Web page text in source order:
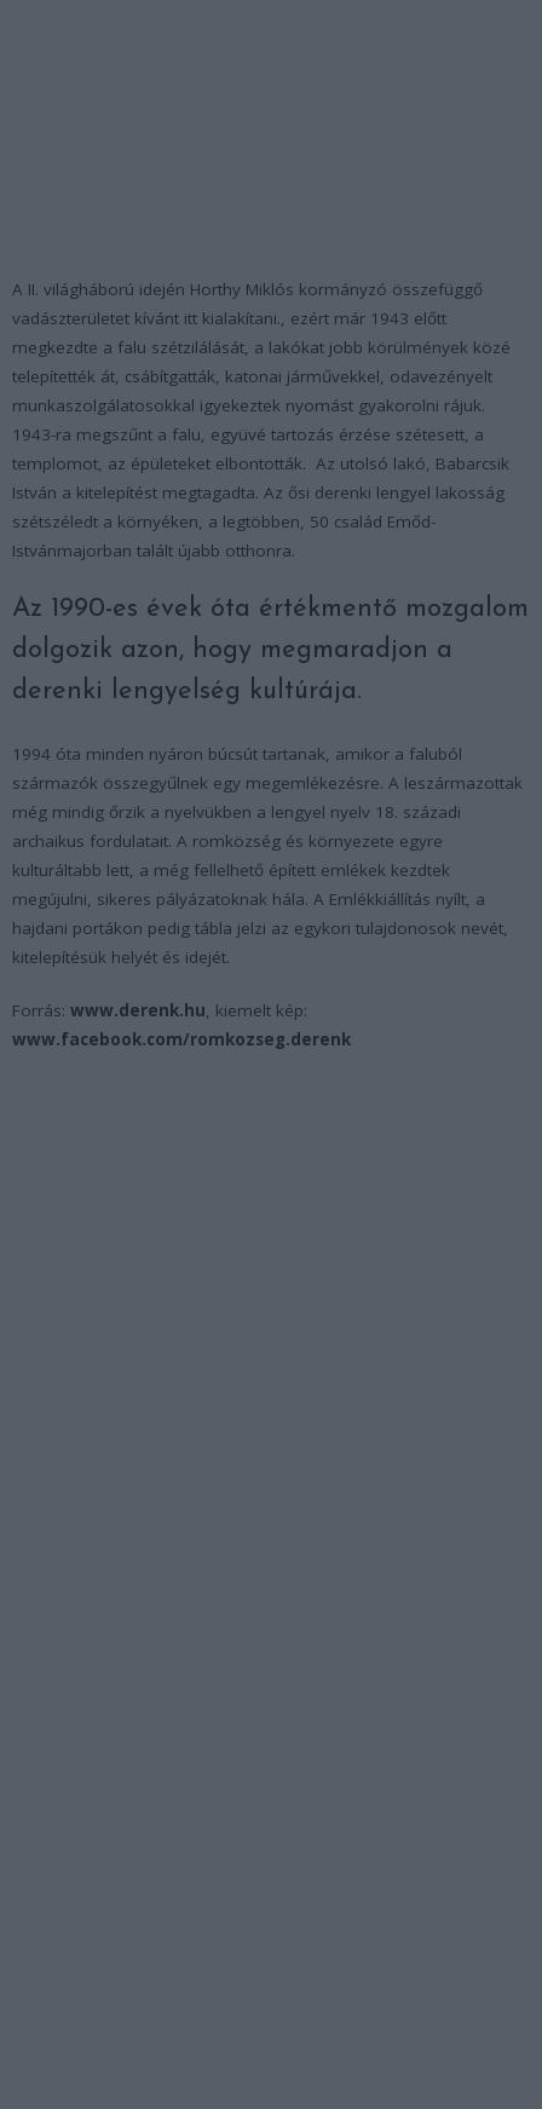
A II. világháború idején Horthy Miklós kormányzó összefüggő
vadászterületet kívánt itt kialakítani., ezért már 1943 előtt
megkezdte a falu szétzilálását, a lakókat jobb körülmények közé
telepítették át, csábítgatták, katonai járművekkel, odavezényelt
munkaszolgálatosokkal igyekeztek nyomást gyakorolni rájuk.
1943-ra megszűnt a falu, együvé tartozás érzése szétesett, a
templomot, az épületeket elbontották. Az utolsó lakó, Babarcsik
István a kitelepítést megtagadta. Az ősi derenki lengyel lakosság
szétszéledt a környéken, a legtöbben, 50 család Emőd-
Istvánmajorban talált újabb otthonra.
Az 1990-es évek óta értékmentő mozgalom
dolgozik azon, hogy megmaradjon a
derenki lengyelség kultúrája.
1994 óta minden nyáron búcsút tartanak, amikor a faluból
származók összegyűlnek egy megemlékezésre. A leszármazottak
még mindig őrzik a nyelvükben a lengyel nyelv 18. századi
archaikus fordulatait. A romközség és környezete egyre
kulturáltabb lett, a még fellelhető épített emlékek kezdtek
megújulni, sikeres pályázatoknak hála. A Emlékkiállítás nyílt, a
hajdani portákon pedig tábla jelzi az egykori tulajdonosok nevét,
kitelepítésük helyét és idejét.
Forrás: www.derenk.hu, kiemelt kép:
www.facebook.com/romkozseg.derenk